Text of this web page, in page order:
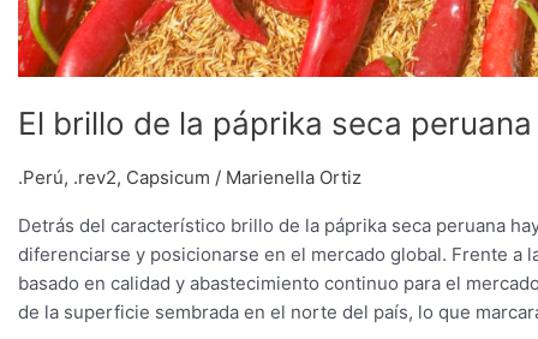
El brillo de la páprika seca
.Perú, .rev2, Capsicum / Marienella Ortiz
Detrás del característico brillo de la páprika seca peruana
diferenciarse y posicionarse en el mercado global. Frente a
basado en calidad y abastecimiento continuo para el
de la superficie sembrada en el norte del país, lo que